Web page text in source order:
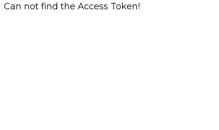
Can not find the Access Token!